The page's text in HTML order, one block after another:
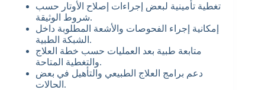
تغطية تأمينية لبعض إجراءات إصلاح الأوتار حسب
شروط الوثيقة.
إمكانية إجراء الفحوصات والأشعة المطلوبة داخل
الشبكة الطبية.
متابعة طبية بعد العمليات حسب خطة العلاج
والتغطية المتاحة.
دعم برامج العلاج الطبيعي والتأهيل في بعض
الحالات.